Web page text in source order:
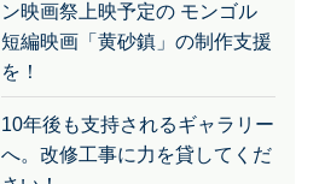
ン映画祭上映予定の モンゴル
短編映画「黄砂鎮」の制作支援
を！
10年後も支持されるギャラリー
へ。改修工事に力を貸してくだ